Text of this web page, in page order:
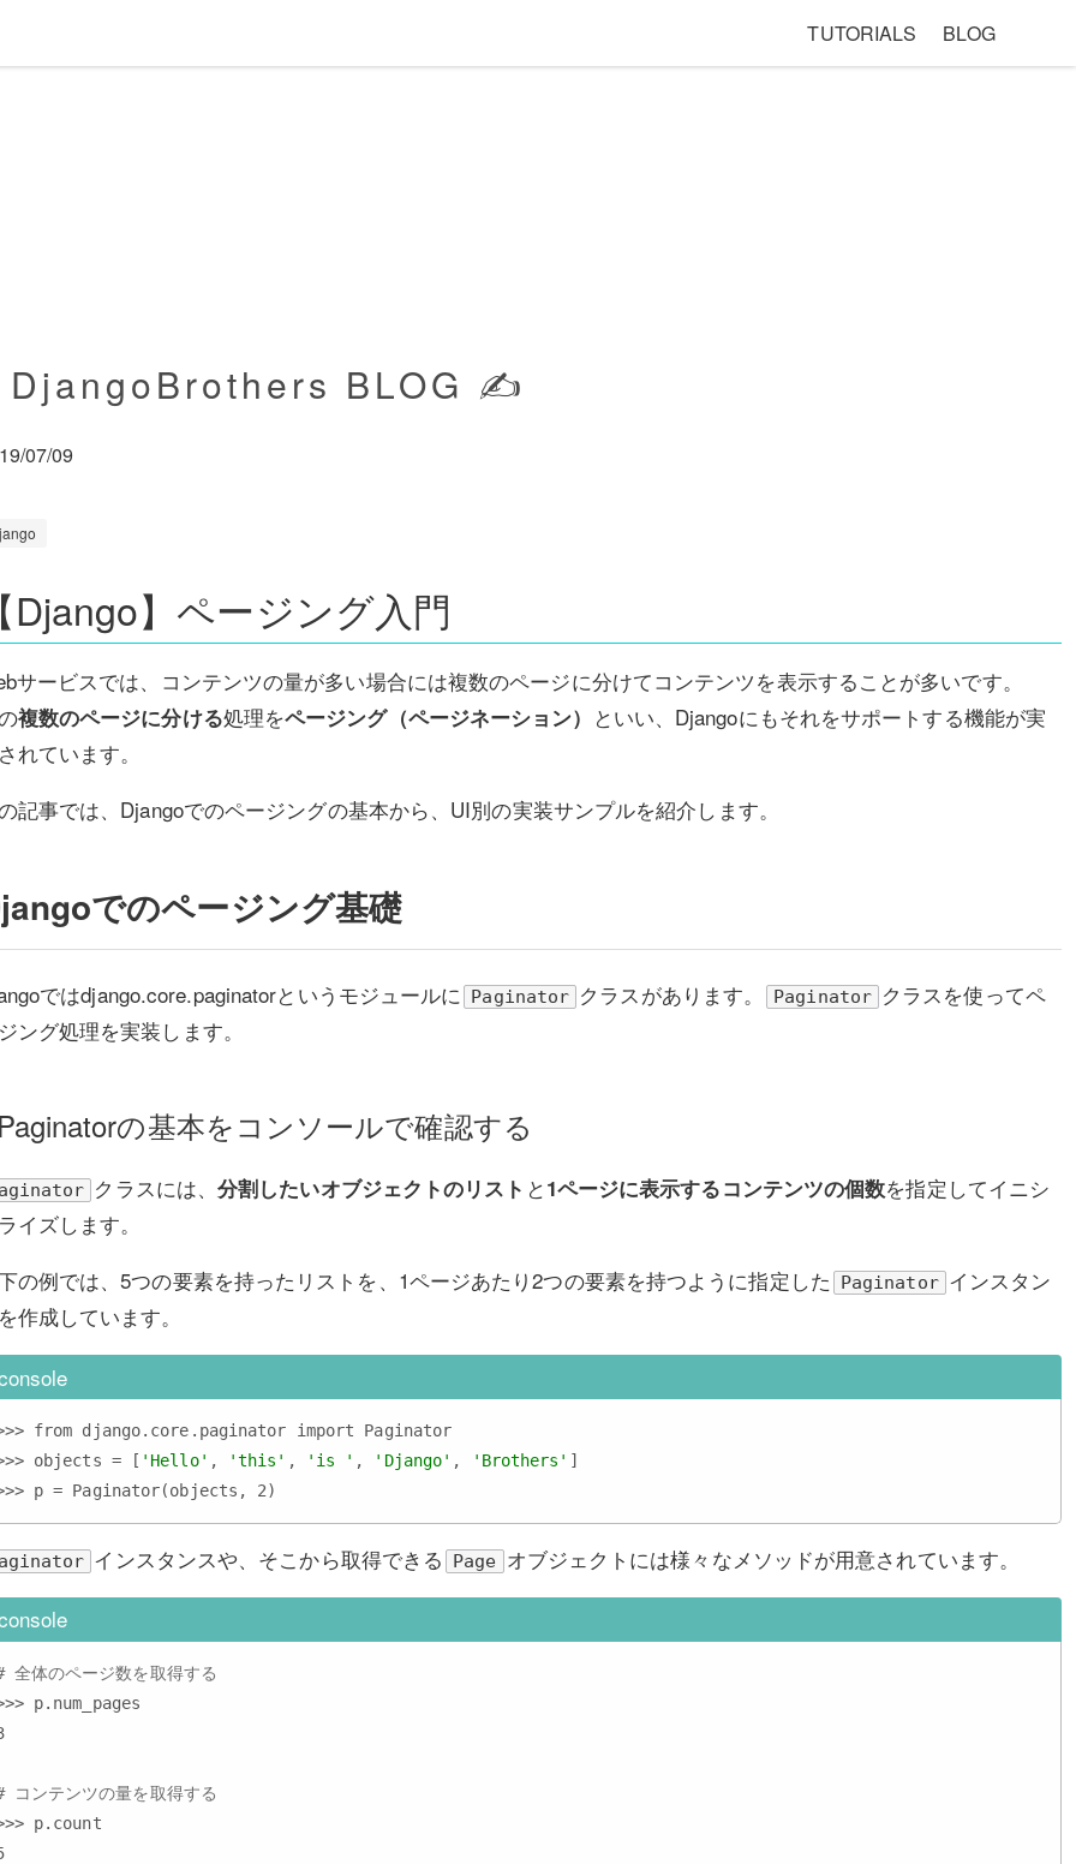
TUTORIALS BLOG
DjangoBrothers BLOG ✍️
07/09
【Django】ページング入門
サービスでは、コンテンツの量が多い場合には複数のページに分けてコンテンツを表示することが多いです。
複数のページに分ける処理をページング（ページネーション） といい、Djangoにもそれをサポートする機能が実
れています。
記事では、Djangoでのページングの基本から、UI別の実装サンプルを紹介します。
でのページング基礎
ではdjango.core.paginatorというモジュールに Paginator クラスがあります。 Paginator クラスを使ってペ
ング処理を実装します。
Paginatorの基本をコンソールで確認する
クラスには、分割したいオブジェクトのリスト と1ページに表示するコンテンツの個数を指定してイニシ
イズします。
の例では、5つの要素を持ったリストを、1ページあたり2つの要素を持つように指定した
Paginator インスタン
作成しています。
from django.core.paginator import Paginator
objects = [ 'Hello' , 'this' , 'is ' , 'Django' , 'Brothers' ]
インスタンスや、そこから取得できる Page オブジェクトには様々なメソッドが用意されています。
全体のページ数を取得する
p.num_pages
コンテンツの量を取得する
p.count